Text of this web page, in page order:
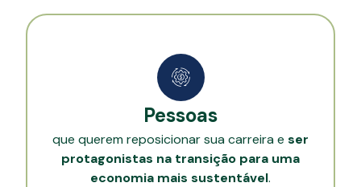
Pessoas
que querem reposicionar sua carreira e ser
protagonistas na transição para uma
economia mais sustentável.